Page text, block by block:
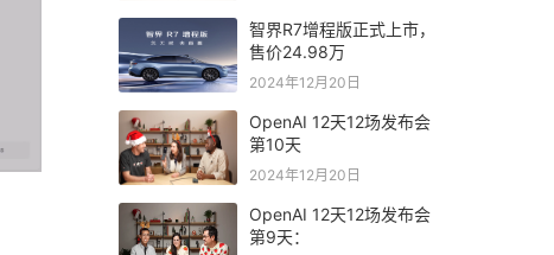
智界R7增程版正式上市，
售价24.98万
2024年12月20日
OpenAI 12天12场发布会
第10天
2024年12月20日
OpenAI 12天12场发布会
第9天：